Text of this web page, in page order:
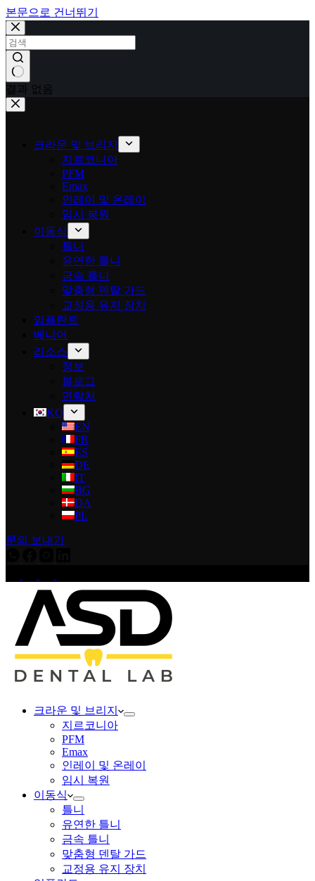
본문으로 건너뛰기
결과 없음
크라운 및 브리지
지르코니아
PFM
Emax
인레이 및 온레이
임시 복원
이동식
틀니
유연한 틀니
금속 틀니
맞춤형 덴탈 가드
교정용 유지 장치
임플란트
베니어
리소스
정보
블로그
연락처
KO
EN
FR
ES
DE
IT
BG
DA
PL
문의 보내기
크라운 및 브리지
지르코니아
PFM
Emax
인레이 및 온레이
임시 복원
이동식
틀니
유연한 틀니
금속 틀니
맞춤형 덴탈 가드
교정용 유지 장치